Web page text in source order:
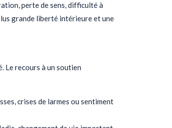
perte de sens, difficulté à
grande liberté intérieure et une
Le recours à un soutien
crises de larmes ou sentiment